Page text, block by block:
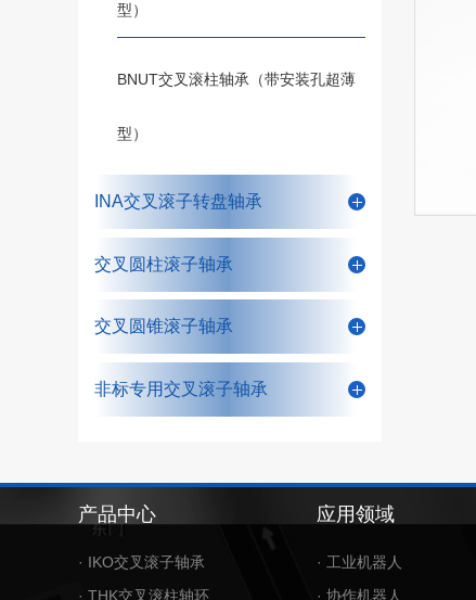
型）
BNUT交叉滚柱轴承（带安装孔超薄
型）
INA交叉滚子转盘轴承
交叉圆柱滚子轴承
交叉圆锥滚子轴承
非标专用交叉滚子轴承
产品中心
· IKO交叉滚子轴承
· THK交叉滚柱轴环
应用领域
· 工业机器人
· 协作机器人